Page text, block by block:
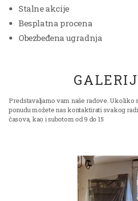
Stalne akcije
Besplatna procena
Obezbeđena ugradnja
Predstavaljamo vam naše radove. Ukoliko
ponudu možete nas kontaktirati svakog
časova, kao i subotom od 9 do 15